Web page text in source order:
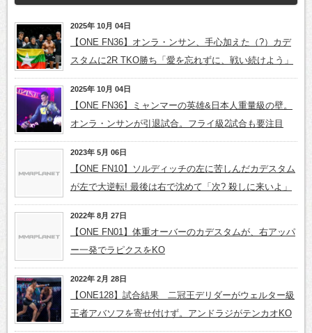
2025年 10月 04日
【ONE FN36】オンラ・ンサン、手心加えた（?）カデ
スタムに2R TKO勝ち「愛を忘れずに、戦い続けよう」
2025年 10月 04日
【ONE FN36】ミャンマーの英雄&日本人重量級の壁。
オンラ・ンサンが引退試合。フライ級2試合も要注目
2023年 5月 06日
【ONE FN10】ソルディッチの左に苦しんだカデスタム
が左で大逆転! 最後は右で沈めて「次? 殺しに来いよ」
2022年 8月 27日
【ONE FN01】体重オーバーのカデスタムが、右アッパ
ー一発でラピクスをKO
2022年 2月 28日
【ONE128】試合結果 二冠王デリダーがウェルター級
王者アバソフを寄せ付けず。アンドラジがテンカオKO